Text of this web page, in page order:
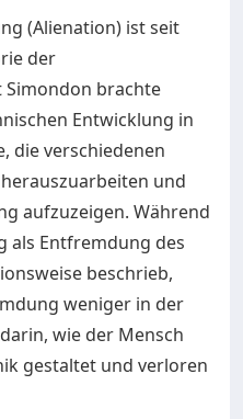
(Alienation) ist seit
der
Simondon brachte
Entwicklung in
die verschiedenen
und
aufzuzeigen. Während
als Entfremdung des
beschrieb,
weniger in der
wie der Mensch
gestaltet und verloren